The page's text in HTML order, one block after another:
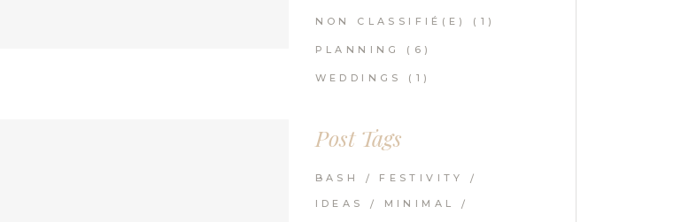
NON CLASSIFIÉ(E) (1)
PLANNING (6)
WEDDINGS (1)
Post Tags
BASH FESTIVITY
IDEAS MINIMAL